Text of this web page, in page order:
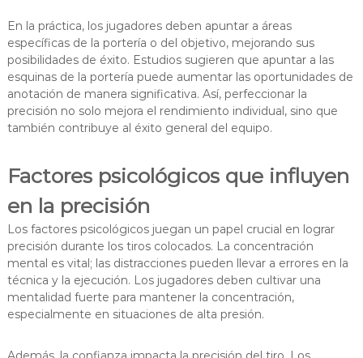
En la práctica, los jugadores deben apuntar a áreas
específicas de la portería o del objetivo, mejorando sus
posibilidades de éxito. Estudios sugieren que apuntar a las
esquinas de la portería puede aumentar las oportunidades de
anotación de manera significativa. Así, perfeccionar la
precisión no solo mejora el rendimiento individual, sino que
también contribuye al éxito general del equipo.
Factores psicológicos que influyen
en la precisión
Los factores psicológicos juegan un papel crucial en lograr
precisión durante los tiros colocados. La concentración
mental es vital; las distracciones pueden llevar a errores en la
técnica y la ejecución. Los jugadores deben cultivar una
mentalidad fuerte para mantener la concentración,
especialmente en situaciones de alta presión.